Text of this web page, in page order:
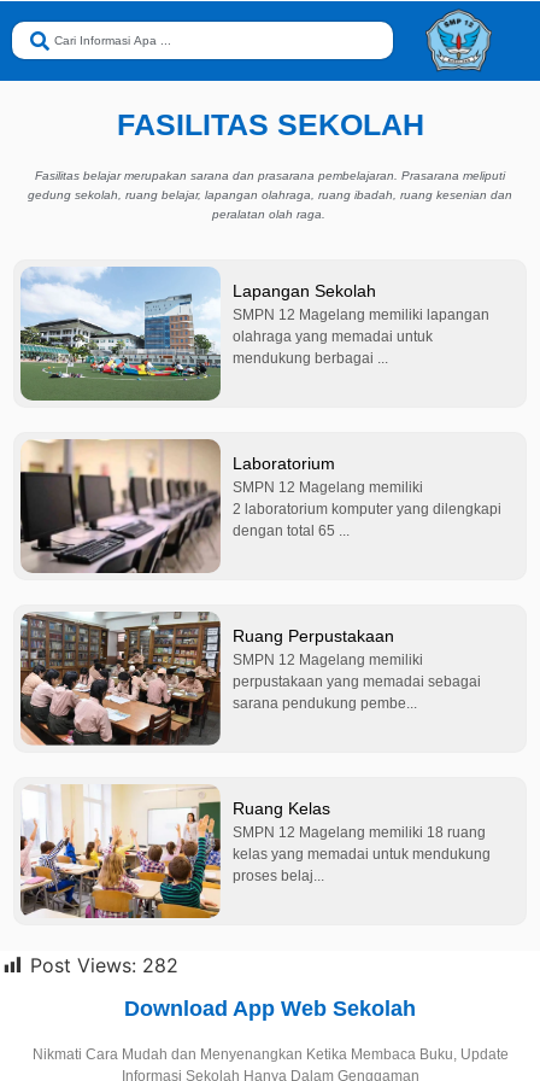
FASILITAS SEKOLAH
Fasilitas belajar merupakan sarana dan prasarana pembelajaran. Prasarana meliputi
gedung sekolah, ruang belajar, lapangan olahraga, ruang ibadah, ruang kesenian dan
peralatan olah raga.
.
Lapangan Sekolah
SMPN 12 Magelang memiliki lapangan
olahraga yang memadai untuk
mendukung berbagai ...
.
Laboratorium
SMPN 12 Magelang memiliki
2 laboratorium komputer yang dilengkapi
dengan total 65 ...
.
Ruang Perpustakaan
SMPN 12 Magelang memiliki
perpustakaan yang memadai sebagai
sarana pendukung pembe...
.
Ruang Kelas
SMPN 12 Magelang memiliki 18 ruang
kelas yang memadai untuk mendukung
proses belaj...
Post Views: 282
Download App Web Sekolah
Nikmati Cara Mudah dan Menyenangkan Ketika Membaca Buku, Update
Informasi Sekolah Hanya Dalam Genggaman